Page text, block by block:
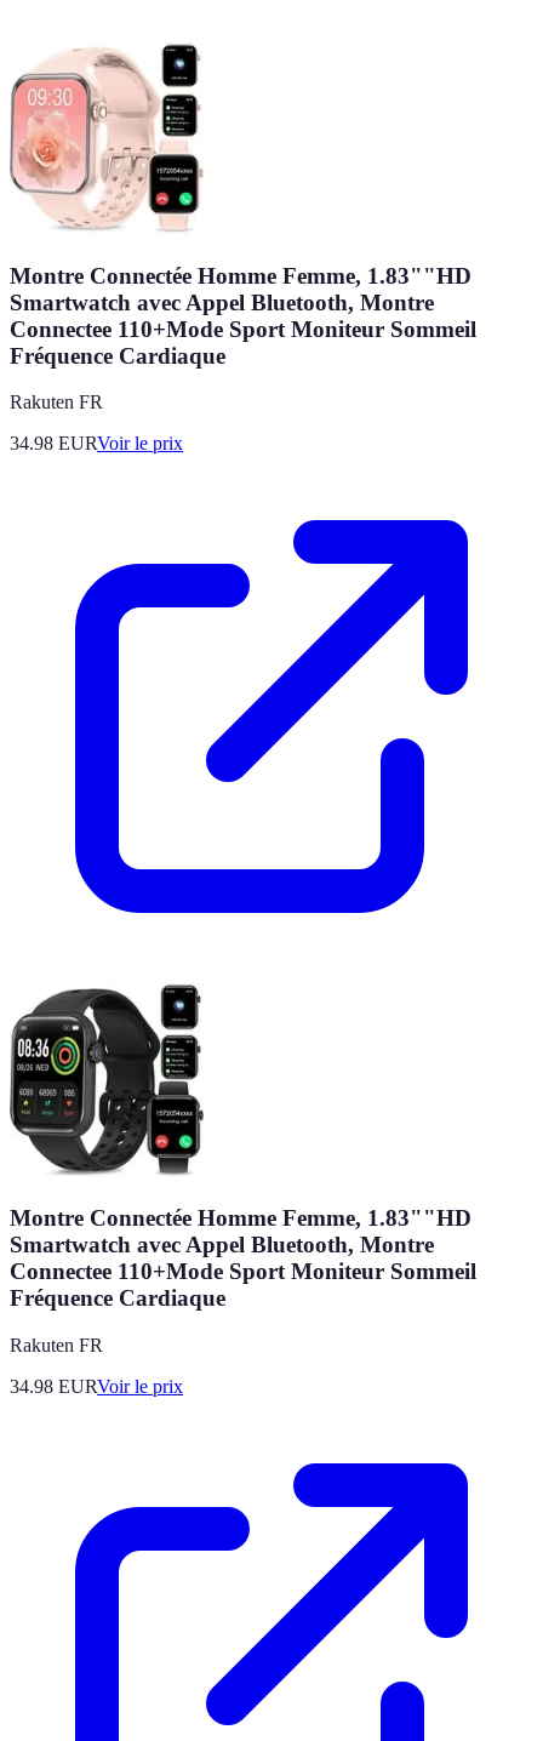
Montre Connectée Homme Femme, 1.83""HD
Smartwatch avec Appel Bluetooth, Montre
Connectee 110+Mode Sport Moniteur Sommeil
Fréquence Cardiaque
Rakuten FR
34.98 EURVoir le prix
Montre Connectée Homme Femme, 1.83""HD
Smartwatch avec Appel Bluetooth, Montre
Connectee 110+Mode Sport Moniteur Sommeil
Fréquence Cardiaque
Rakuten FR
34.98 EURVoir le prix